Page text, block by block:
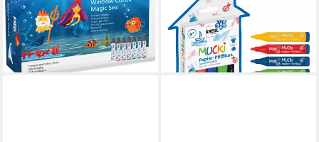
"Magic Sea", 8-teilig
16,09 €
lieferbar - in 4-5 Werktagen bei dir
Aquarellstifte MUCKi Papier
Pfiffikus 5 Stück Kartonetui
ab 9,64 €
lieferbar - in 3-4 Werktagen bei dir